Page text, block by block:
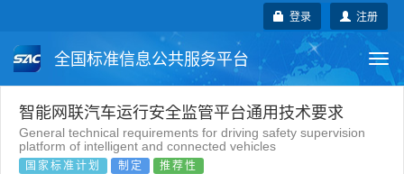
注册
登录
全国标准信息公共服务平台
国家标准 行业标准 地方标准
团体标准 企业标准
智能网联汽车运行安全监管平台通用技术要求
General technical requirements for driving safety supervision
platform of intelligent and connected vehicles
国家标准计划 制定 推荐性